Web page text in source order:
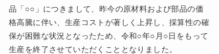
品「○○」につきまして、昨今の原材料および部品の価
格高騰に伴い、生産コストが著しく上昇し、採算性の確
保が困難な状況となったため、令和○年○月○日をもって
生産を終了させていただくこととなりました。